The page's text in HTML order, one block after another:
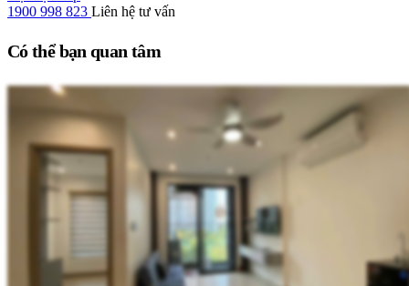
1900 998 823 Liên hệ tư vấn
Có thể bạn quan tâm